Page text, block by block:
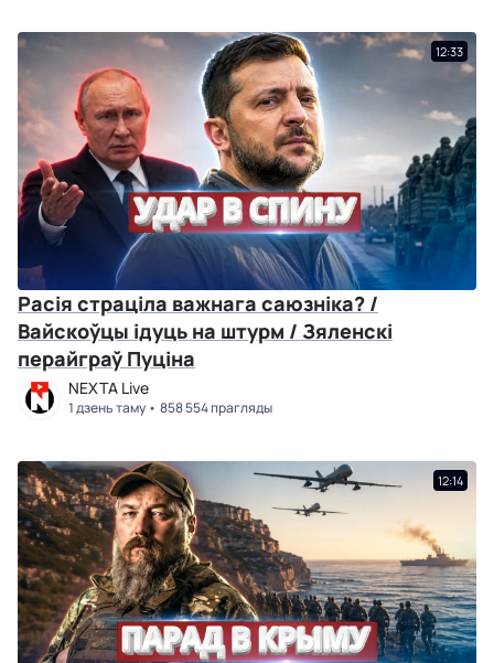
12:33
Расія страціла важнага саюзніка? /
Вайскоўцы ідуць на штурм / Зяленскі
перайграў Пуціна
NEXTA Live
1 дзень таму 858 554 прагляды
12:14